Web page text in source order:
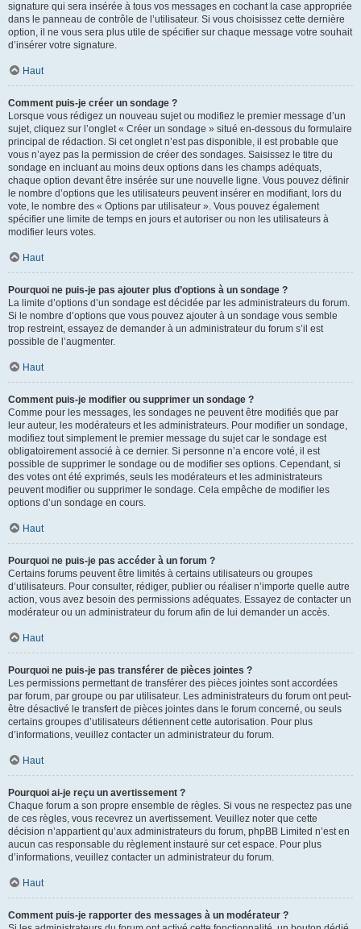
signature qui sera insérée à tous vos messages en cochant la case appropriée
dans le panneau de contrôle de l’utilisateur. Si vous choisissez cette dernière
option, il ne vous sera plus utile de spécifier sur chaque message votre souhait
d’insérer votre signature.
Haut
Comment puis-je créer un sondage ?
Lorsque vous rédigez un nouveau sujet ou modifiez le premier message d’un
sujet, cliquez sur l’onglet « Créer un sondage » situé en-dessous du formulaire
principal de rédaction. Si cet onglet n’est pas disponible, il est probable que
vous n’ayez pas la permission de créer des sondages. Saisissez le titre du
sondage en incluant au moins deux options dans les champs adéquats,
chaque option devant être insérée sur une nouvelle ligne. Vous pouvez définir
le nombre d’options que les utilisateurs peuvent insérer en modifiant, lors du
vote, le nombre des « Options par utilisateur ». Vous pouvez également
spécifier une limite de temps en jours et autoriser ou non les utilisateurs à
modifier leurs votes.
Haut
Pourquoi ne puis-je pas ajouter plus d’options à un sondage ?
La limite d’options d’un sondage est décidée par les administrateurs du forum.
Si le nombre d’options que vous pouvez ajouter à un sondage vous semble
trop restreint, essayez de demander à un administrateur du forum s’il est
possible de l’augmenter.
Haut
Comment puis-je modifier ou supprimer un sondage ?
Comme pour les messages, les sondages ne peuvent être modifiés que par
leur auteur, les modérateurs et les administrateurs. Pour modifier un sondage,
modifiez tout simplement le premier message du sujet car le sondage est
obligatoirement associé à ce dernier. Si personne n’a encore voté, il est
possible de supprimer le sondage ou de modifier ses options. Cependant, si
des votes ont été exprimés, seuls les modérateurs et les administrateurs
peuvent modifier ou supprimer le sondage. Cela empêche de modifier les
options d’un sondage en cours.
Haut
Pourquoi ne puis-je pas accéder à un forum ?
Certains forums peuvent être limités à certains utilisateurs ou groupes
d’utilisateurs. Pour consulter, rédiger, publier ou réaliser n’importe quelle autre
action, vous avez besoin des permissions adéquates. Essayez de contacter un
modérateur ou un administrateur du forum afin de lui demander un accès.
Haut
Pourquoi ne puis-je pas transférer de pièces jointes ?
Les permissions permettant de transférer des pièces jointes sont accordées
par forum, par groupe ou par utilisateur. Les administrateurs du forum ont peut-
être désactivé le transfert de pièces jointes dans le forum concerné, ou seuls
certains groupes d’utilisateurs détiennent cette autorisation. Pour plus
d’informations, veuillez contacter un administrateur du forum.
Haut
Pourquoi ai-je reçu un avertissement ?
Chaque forum a son propre ensemble de règles. Si vous ne respectez pas une
de ces règles, vous recevrez un avertissement. Veuillez noter que cette
décision n’appartient qu’aux administrateurs du forum, phpBB Limited n’est en
aucun cas responsable du règlement instauré sur cet espace. Pour plus
d’informations, veuillez contacter un administrateur du forum.
Haut
Comment puis-je rapporter des messages à un modérateur ?